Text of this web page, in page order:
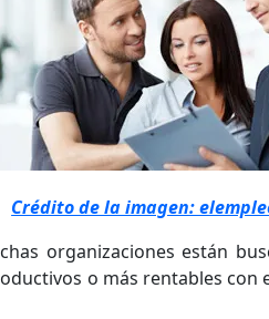
Crédito de la imagen:
organizaciones están
o más rentables